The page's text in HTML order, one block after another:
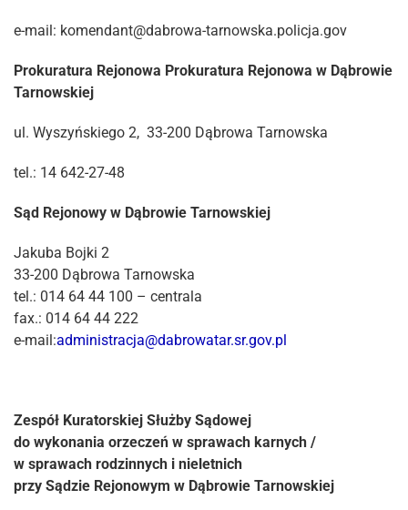
e-mail: komendant@dabrowa-tarnowska.policja.gov
Prokuratura Rejonowa Prokuratura Rejonowa w Dąbrowie
Tarnowskiej
ul. Wyszyńskiego 2, 33-200 Dąbrowa Tarnowska
tel.: 14 642-27-48
Sąd Rejonowy w Dąbrowie Tarnowskiej
Jakuba Bojki 2
33-200 Dąbrowa Tarnowska
tel.: 014 64 44 100 – centrala
fax.: 014 64 44 222
e-mail:administracja@dabrowatar.sr.gov.pl
Zespół Kuratorskiej Służby Sądowej
do wykonania orzeczeń w sprawach karnych /
w sprawach rodzinnych i nieletnich
przy Sądzie Rejonowym w Dąbrowie Tarnowskiej